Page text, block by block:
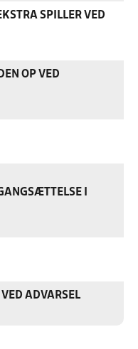
SPILLER VED
OP VED
I
ADVARSEL